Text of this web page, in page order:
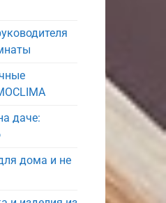
даче:
дома и не